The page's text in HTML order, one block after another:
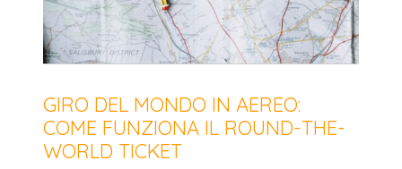
GIRO DEL MONDO IN AEREO:
COME FUNZIONA IL ROUND-THE-
WORLD TICKET